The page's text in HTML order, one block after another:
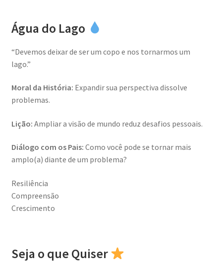
Água do Lago
“Devemos deixar de ser um copo e nos tornarmos um
lago.”
Moral da História: Expandir sua perspectiva dissolve
problemas.
Lição: Ampliar a visão de mundo reduz desafios pessoais.
Diálogo com os Pais: Como você pode se tornar mais
amplo(a) diante de um problema?
Resiliência
Compreensão
Crescimento
Seja o que Quiser